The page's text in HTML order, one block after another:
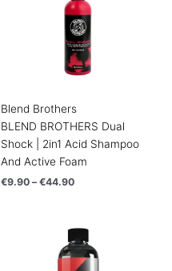
Blend Brothers
BLEND BROTHERS Dual
Shock | 2in1 Acid Shampoo
And Active Foam
€9.90 – €44.90
Price
range:
€18.90
through